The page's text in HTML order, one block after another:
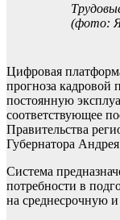
(фото:
Цифровая
прогноза кадровой
постоянную
соответствующее
Правительства
Губернатора
Система
потребности в
на среднесрочную